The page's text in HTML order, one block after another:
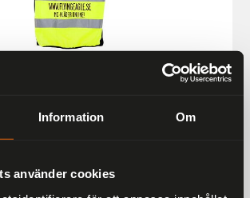
Information Om
använder cookies